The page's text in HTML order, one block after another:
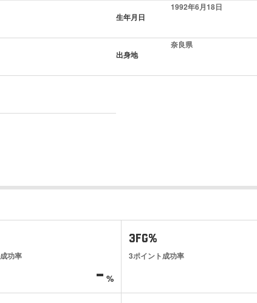
生年月日
1992年6月18日
出身地
奈良県
功率
- %
3FG%
3ポイント成功率